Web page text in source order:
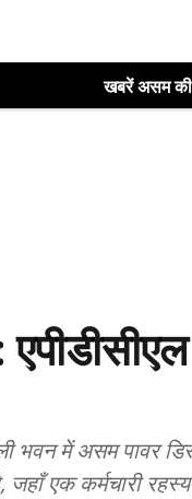
खबरें असम की
भवन में असम पावर
जहाँ एक कर्मचारी